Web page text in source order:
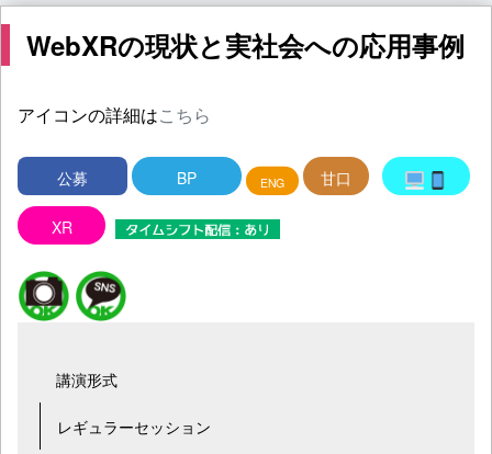
WebXRの現状と実社会への応用事例
アイコンの詳細はこちら
公募 BP ENG 甘口
XR
講演形式
レギュラーセッション